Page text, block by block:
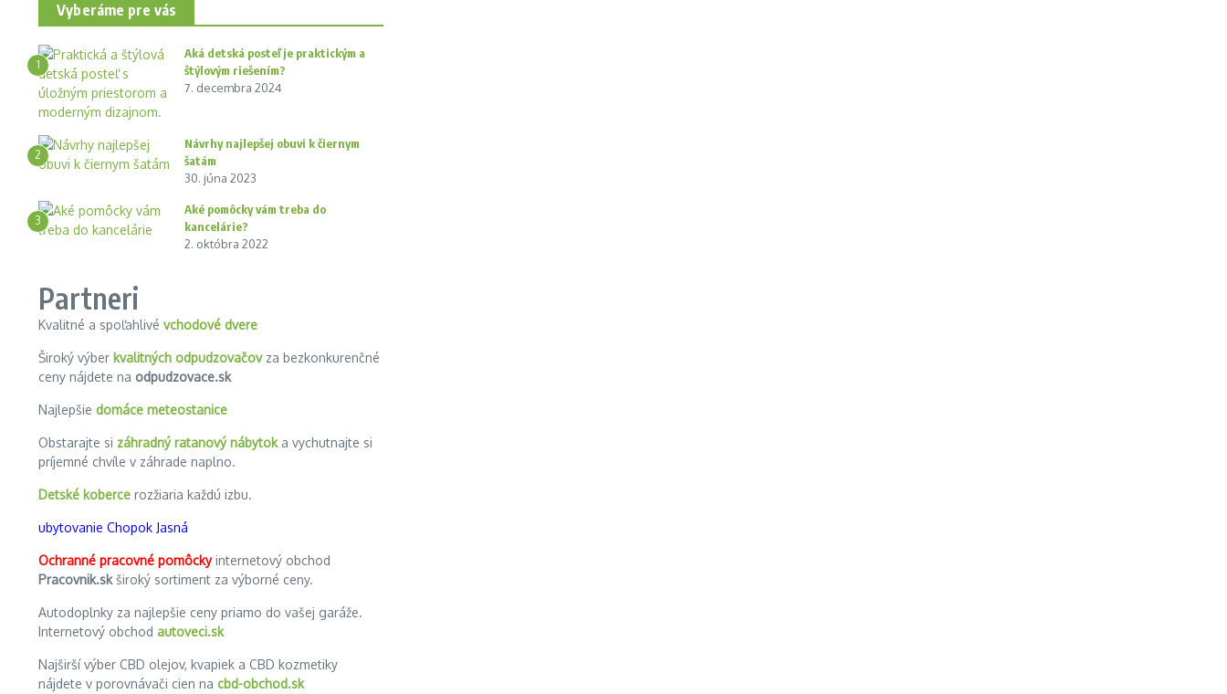
Vyberáme pre vás
1
Aká detská posteľ je praktickým a
štýlovým riešením?
7. decembra 2024
2
Návrhy najlepšej obuvi k čiernym
šatám
30. júna 2023
3
Aké pomôcky vám treba do
kancelárie?
2. októbra 2022
Partneri
Kvalitné a spoľahlivé vchodové dvere
Široký výber kvalitných odpudzovačovza bezkonkurenčné
ceny nájdete na odpudzovace.sk
Najlepšie domáce meteostanice
Obstarajte si záhradný ratanový nábytoka vychutnajte si
príjemné chvíle v záhrade naplno.
Detské koberce rozžiaria každú izbu.
ubytovanie Chopok Jasná
Ochranné pracovné pomôckyinternetový obchod
Pracovnik.skširoký sortiment za výborné ceny.
Autodoplnky za najlepšie ceny priamo do vašej garáže.
Internetový obchod autoveci.sk
Najširší výber CBD olejov, kvapiek a CBD kozmetiky
nájdete v porovnávači cien na cbd-obchod.sk